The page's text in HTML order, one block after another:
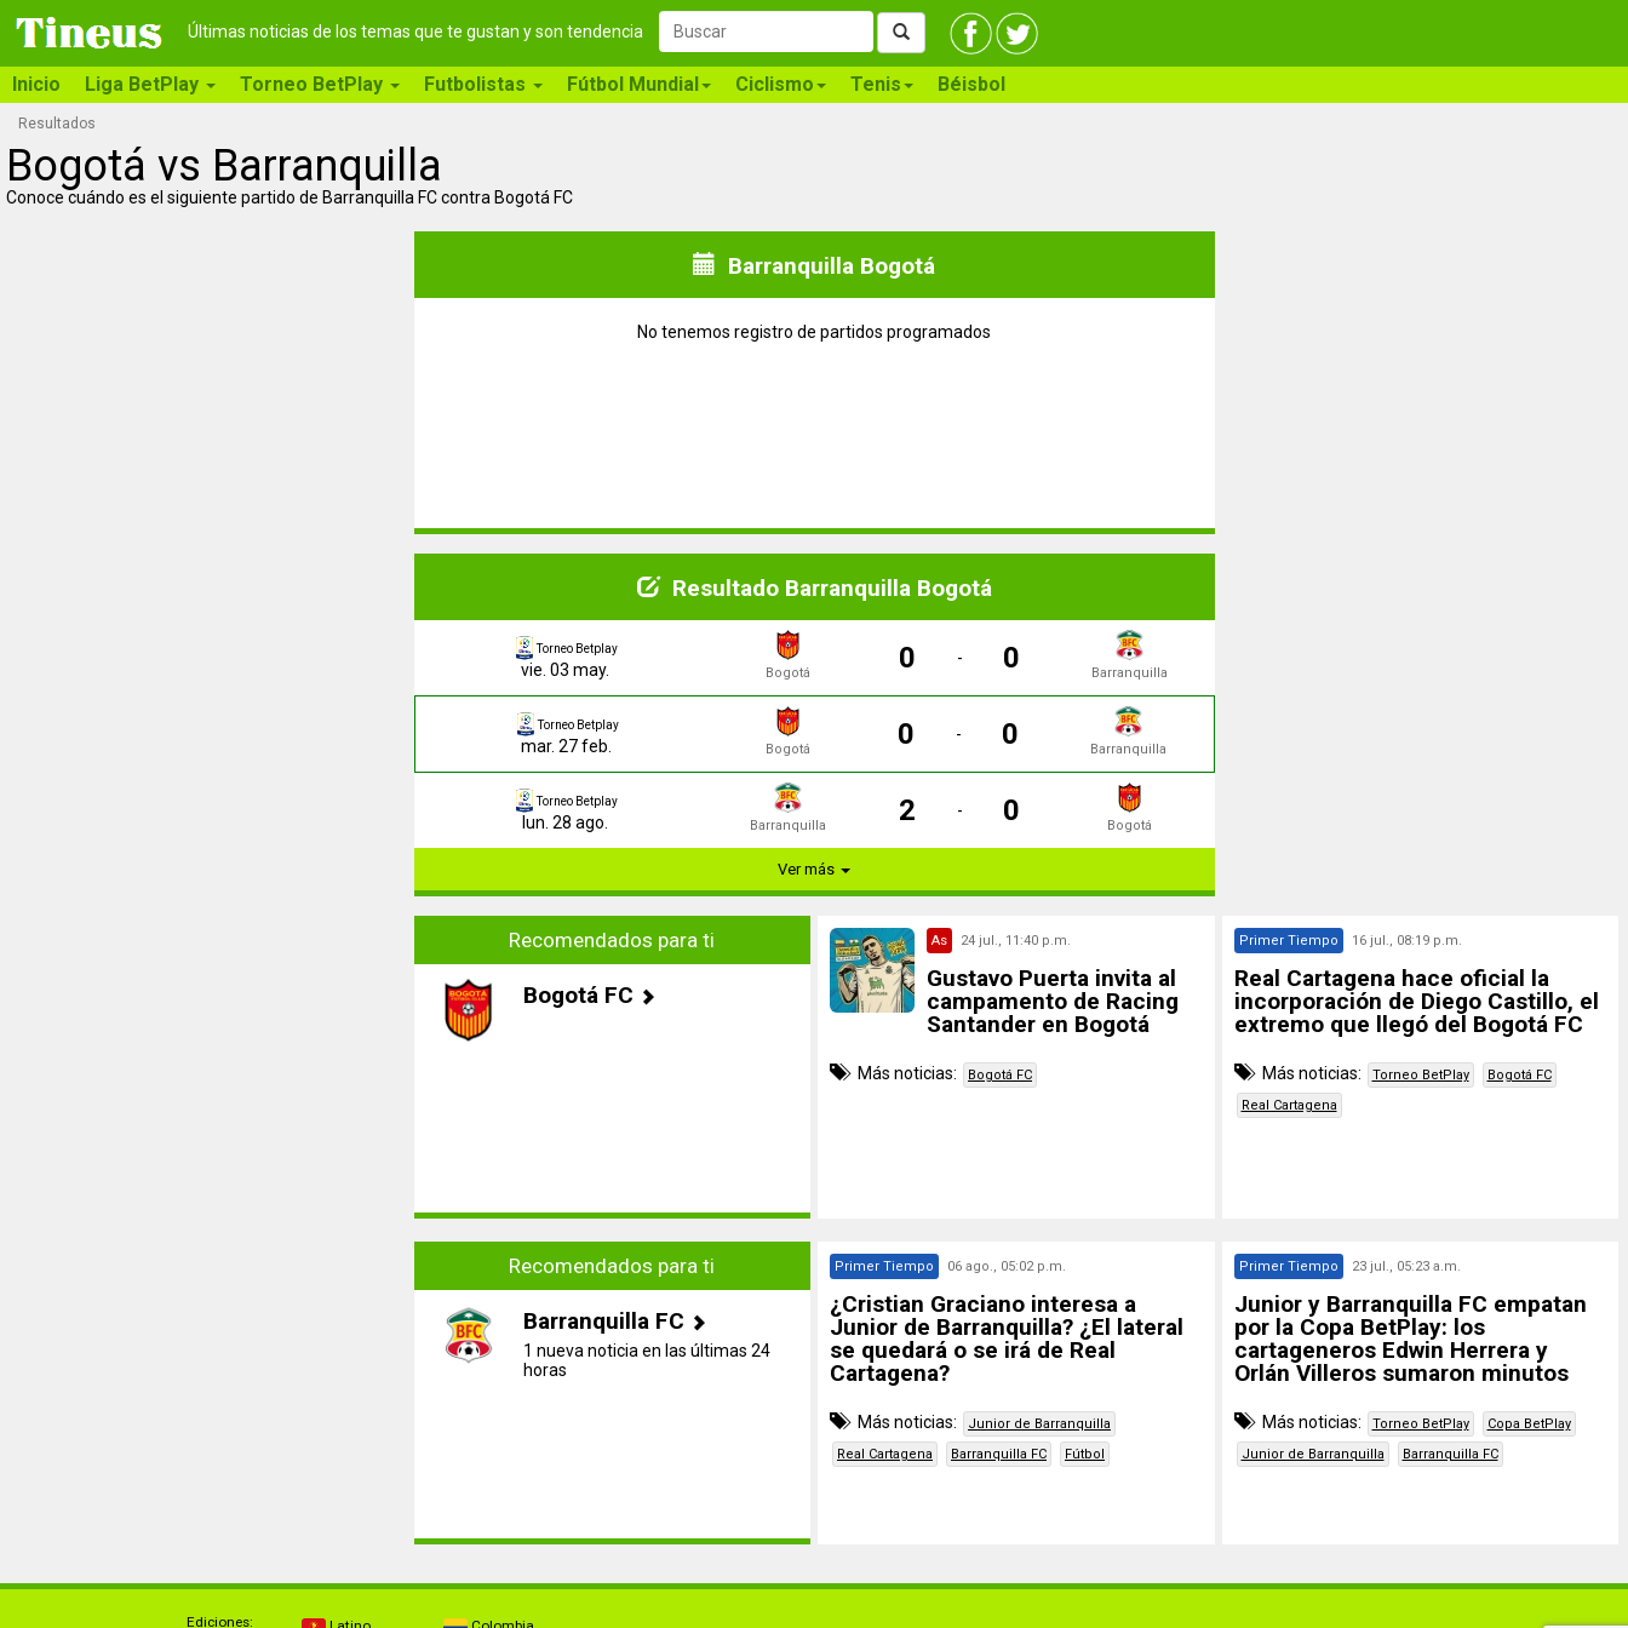
Últimas noticias de los temas que te gustan y son tendencia
Inicio Liga BetPlay Torneo BetPlay Futbolistas Fútbol Mundial Ciclismo Tenis Béisbol
Resultados
Bogotá vs Barranquilla
Conoce cuándo es el siguiente partido de Barranquilla FC contra Bogotá FC
Barranquilla Bogotá
No tenemos registro de partidos programados
Resultado Barranquilla Bogotá
Torneo Betplay
vie. 03 may. Bogotá 0 - 0 Barranquilla
Torneo Betplay
mar. 27 feb. Bogotá 0 - 0 Barranquilla
Torneo Betplay
lun. 28 ago. Barranquilla 2 - 0 Bogotá
Ver más
Recomendados para ti
Bogotá FC
As 24 jul., 11:40 p.m.
Gustavo Puerta invita al
campamento de Racing
Santander en Bogotá
Más noticias: Bogotá FC
Primer Tiempo 16 jul., 08:19 p.m.
Real Cartagena hace oficial la
incorporación de Diego Castillo, el
extremo que llegó del Bogotá FC
Más noticias: Torneo BetPlay
Bogotá FC
Real Cartagena
Recomendados para ti
Barranquilla FC
1 nueva noticia en las últimas 24
horas
Primer Tiempo 06 ago., 05:02 p.m.
¿Cristian Graciano interesa a
Junior de Barranquilla? ¿El lateral
se quedará o se irá de Real
Cartagena?
Más noticias:
Junior de Barranquilla
Real Cartagena
Barranquilla FC Fútbol
Primer Tiempo 23 jul., 05:23 a.m.
Junior y Barranquilla FC empatan
por la Copa BetPlay: los
cartageneros Edwin Herrera y
Orlán Villeros sumaron minutos
Más noticias: Torneo BetPlay
Copa BetPlay
Junior de Barranquilla
Barranquilla FC
Ediciones: